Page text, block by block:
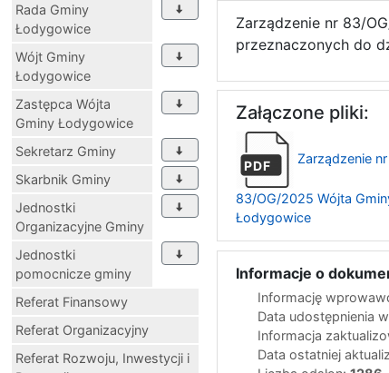
Rada Gminy
Łodygowice
Wójt Gminy
Łodygowice
Zastępca Wójta
Gminy Łodygowice
Sekretarz Gminy
Skarbnik Gminy
Jednostki
Organizacyjne Gminy
Jednostki
pomocnicze gminy
Referat Finansowy
Referat Organizacyjny
Referat Rozwoju, Inwestycji i
Zarządzenie nr 83/
przeznaczonych do
Załączone pliki:
PDF
Zarządzenie nr
83/OG/2025 Wójta
Łodygowice
Informacje o
Informację
Data udostępnienia
Informacja
Data ostatniej